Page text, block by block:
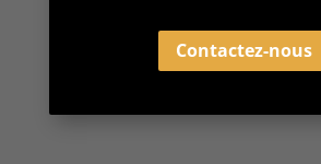
Contactez-nous